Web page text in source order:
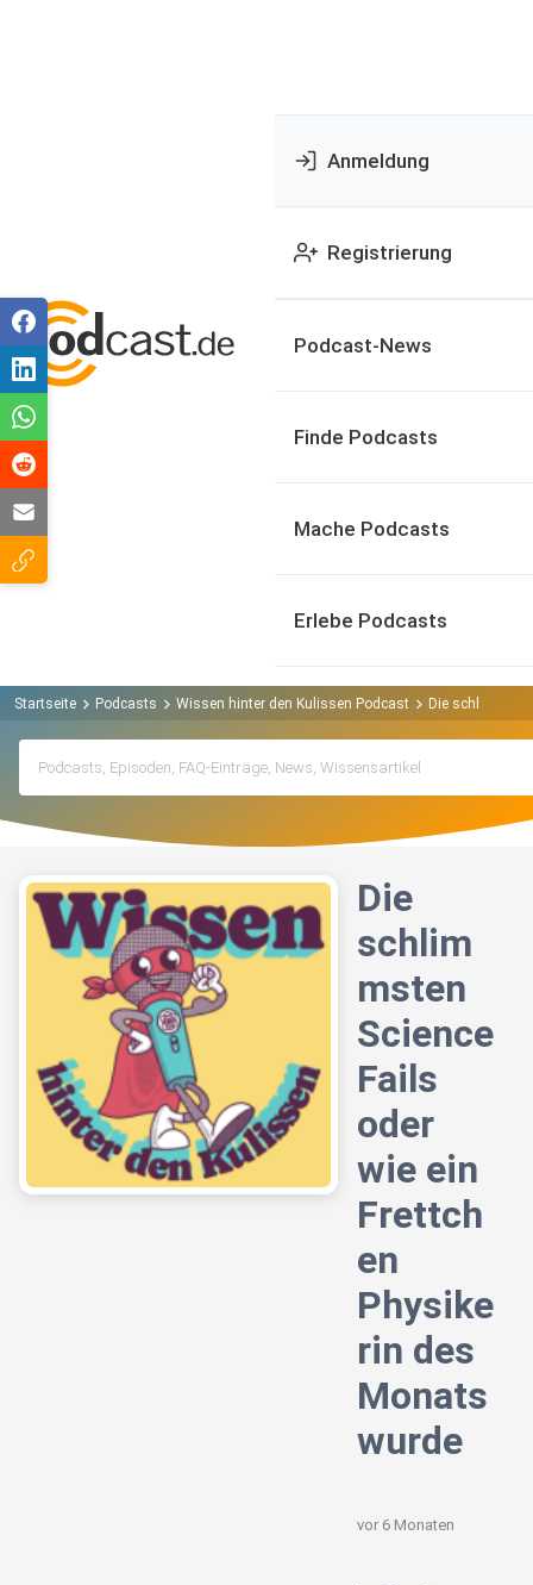
Anmeldung
Registrierung
Podcast-News
Finde Podcasts
Mache Podcasts
Erlebe Podcasts
Startseite Podcasts Wissen hinter den Kulissen Podcast Die
Die
schlim
msten
Science
Fails
oder
wie ein
Frettch
en
Physike
rin des
Monats
wurde
vor 6 Monaten